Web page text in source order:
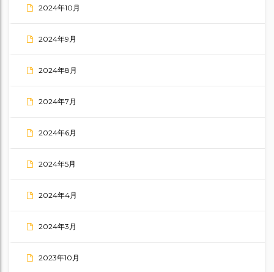
2024年10月
2024年9月
2024年8月
2024年7月
2024年6月
2024年5月
2024年4月
2024年3月
2023年10月